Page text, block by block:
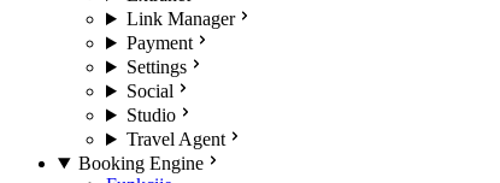
Link Manager
Payment
Settings
Social
Studio
Travel Agent
Booking Engine